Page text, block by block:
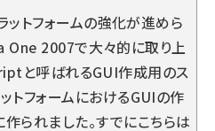
ットフォームの強化が進めら
One 2007で大々的に取り上
と呼ばれるGUI作成用のス
トフォームにおけるGUIの作
られました。すでにこちらは